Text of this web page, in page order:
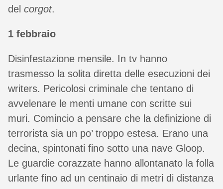
del corgot.
1 febbraio
Disinfestazione mensile. In tv hanno
trasmesso la solita diretta delle esecuzioni dei
writers. Pericolosi criminale che tentano di
avvelenare le menti umane con scritte sui
muri. Comincio a pensare che la definizione di
terrorista sia un po’ troppo estesa. Erano una
decina, spintonati fino sotto una nave Gloop.
Le guardie corazzate hanno allontanato la folla
urlante fino ad un centinaio di metri di distanza